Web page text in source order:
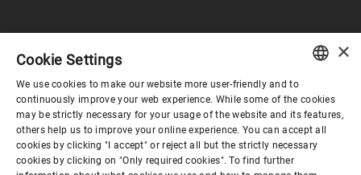
企业与合规
关于布勒
联系我们
ENGLISH
SPANISH
GERMAN
×
Cookie Settings
We use cookies to make our website more user-friendly and to
continuously improve your web experience. While some of the cookies
may be strictly necessary for your usage of the website and its features,
others help us to improve your online experience. You can accept all
cookies by clicking "I accept" or reject all but the strictly necessary
cookies by clicking on "Only required cookies". To find further